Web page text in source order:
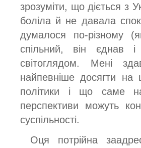
зрозуміти, що діється з
боліла й не давала
думалося по-різному
спільний, він єднав
світоглядом. Мені
найпевніше досягти на
політики і що саме
перспективи можуть
суспільності.
Оця потрійна